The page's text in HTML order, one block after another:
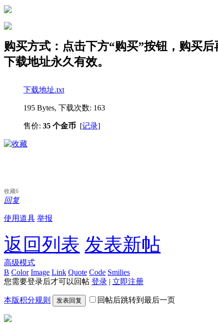
购买方式：点击下方“购买”按钮，购买
下载地址永久有效。
下载地址.txt
195 Bytes, 下载次数: 163
售价: 35 个金币 [记录]
收藏6
回复
使用道具 举报
返回列表 发表新帖
高级模式
B Color Image Link Quote Code Smilies
您需要登录后才可以回帖 登录 | 立即注册
本版积分规则 发表回复 回帖后跳转到最后一页